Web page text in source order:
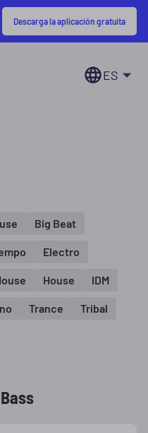
Descarga la aplicación gratuita
ES
Big Beat
Electro
House IDM
Trance Tribal